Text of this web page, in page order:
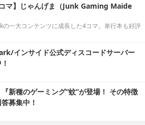
コマ】じゃんげま（Junk Gaming Maide
一大コンテンツに成長した4コマ。単行本も好評
インサイド公式ディスコードサーバー
『新種のゲーミング“蚊”が登場！ その特徴
募集中！